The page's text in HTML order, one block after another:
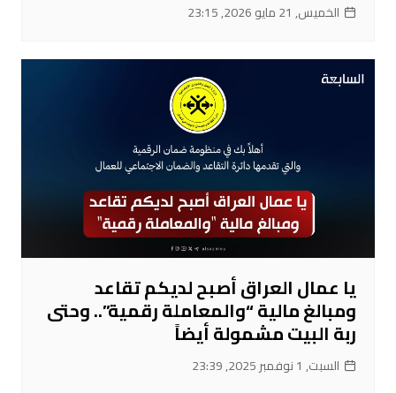
الخميس, 21 مايو 2026, 23:15
يا عمال العراق أصبح لديكم تقاعد
ومبالغ مالية “والمعاملة رقمية”.. وحتى
ربة البيت مشمولة أيضاً
السبت, 1 نوفمبر 2025, 23:39